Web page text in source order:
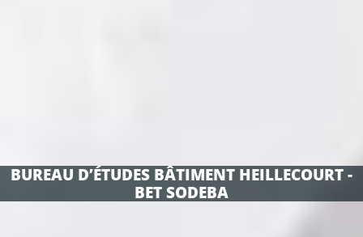
BUREAU D’ÉTUDES BÂTIMENT HEILLECOURT -
BET SODEBA